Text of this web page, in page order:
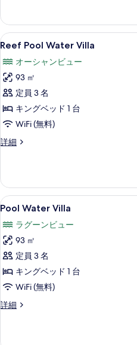
を
表
示
す
る
詳
細
Reef
Pool
Water
Villa
の
す
べ
て
真
を
表
示
す
る
10
Reef Pool Water Villa
オーシャンビュー
93 ㎡
定員 3 名
キングベッド 1 台
WiFi (無料)
詳細
Reef
の
詳
細
Pool
Water
Villa
の
す
べ
て
の
9
Pool Water Villa
ラグーンビュー
93 ㎡
定員 3 名
キングベッド 1 台
WiFi (無料)
詳細
Pool